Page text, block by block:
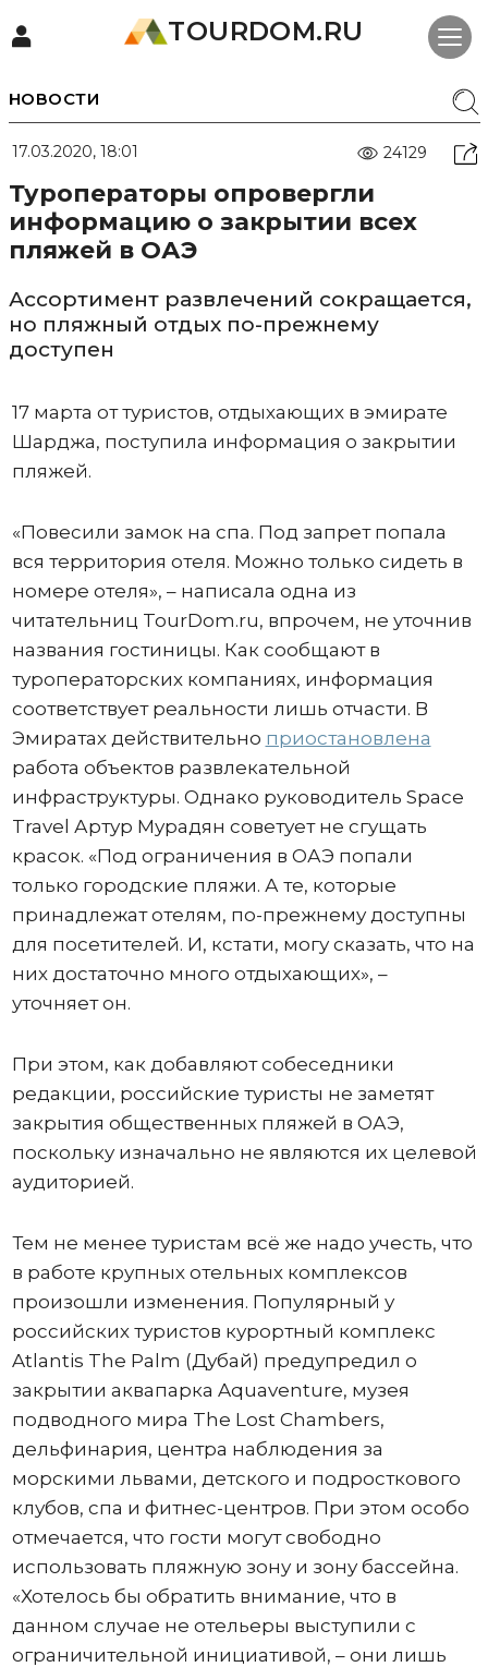
TOURDOM.RU
НОВОСТИ
17.03.2020, 18:01 24129
Туроператоры опровергли
информацию о закрытии всех
пляжей в ОАЭ
Ассортимент развлечений сокращается,
но пляжный отдых по-прежнему
доступен
17 марта от туристов, отдыхающих в эмирате
Шарджа, поступила информация о закрытии
пляжей.
«Повесили замок на спа. Под запрет попала
вся территория отеля. Можно только сидеть в
номере отеля», – написала одна из
читательниц TourDom.ru, впрочем, не уточнив
названия гостиницы. Как сообщают в
туроператорских компаниях, информация
соответствует реальности лишь отчасти. В
Эмиратах действительно приостановлена
работа объектов развлекательной
инфраструктуры. Однако руководитель Space
Travel Артур Мурадян советует не сгущать
красок. «Под ограничения в ОАЭ попали
только городские пляжи. А те, которые
принадлежат отелям, по-прежнему доступны
для посетителей. И, кстати, могу сказать, что на
них достаточно много отдыхающих», –
уточняет он.
При этом, как добавляют собеседники
редакции, российские туристы не заметят
закрытия общественных пляжей в ОАЭ,
поскольку изначально не являются их целевой
аудиторией.
Тем не менее туристам всё же надо учесть, что
в работе крупных отельных комплексов
произошли изменения. Популярный у
российских туристов курортный комплекс
Atlantis The Palm (Дубай) предупредил о
закрытии аквапарка Aquaventure, музея
подводного мира The Lost Chambers,
дельфинария, центра наблюдения за
морскими львами, детского и подросткового
клубов, спа и фитнес-центров. При этом особо
отмечается, что гости могут свободно
использовать пляжную зону и зону бассейна.
«Хотелось бы обратить внимание, что в
данном случае не отельеры выступили с
ограничительной инициативой, – они лишь